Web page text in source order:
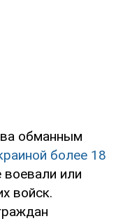
обманным
более 18
воевали или
войск.